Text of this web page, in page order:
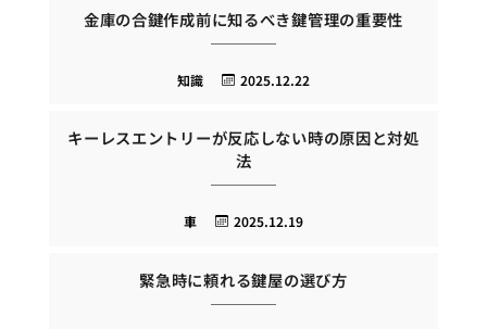
金庫の合鍵作成前に知るべき鍵管理の重要性
2025.12.22
知識
キーレスエントリーが反応しない時の原因と対処
法
2025.12.19
車
緊急時に頼れる鍵屋の選び方